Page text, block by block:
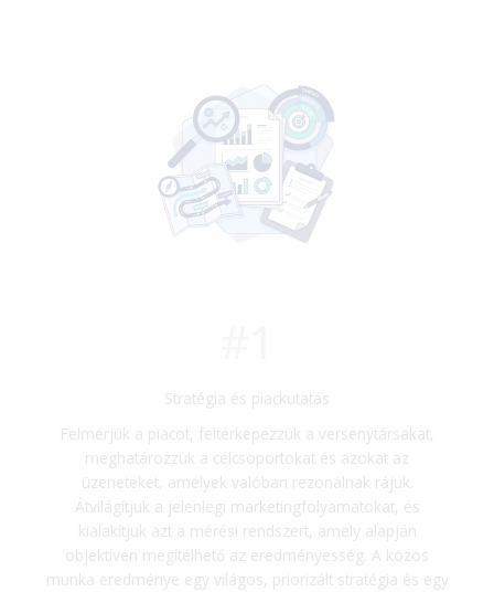
Stratégia és piackutatás
Felmérjük a piacot, feltérképezzük a versenytársakat,
meghatározzuk a célcsoportokat és azokat az
üzeneteket, amelyek valóban rezonálnak rájuk.
Átvilágítjuk a jelenlegi marketingfolyamatokat, és
kialakítjuk azt a mérési rendszert, amely alapján
objektíven megítélhető az eredményesség. A közös
munka eredménye egy világos, priorizált stratégia és egy